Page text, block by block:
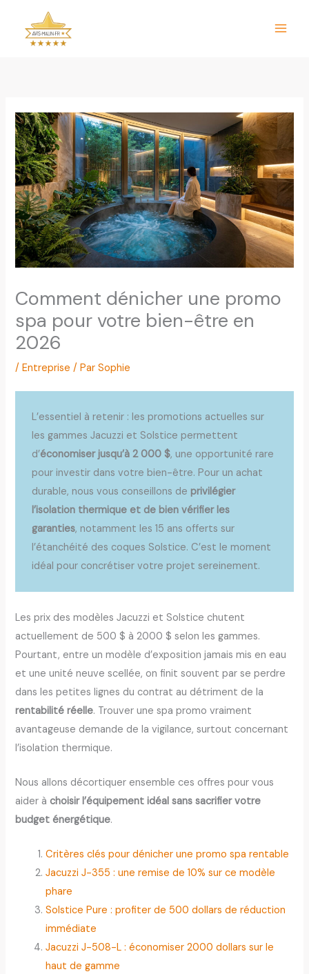
contenu
Comment dénicher une promo
spa pour votre bien-être en
2026
/Entreprise / ParSophie
L’essentiel à retenir : les promotions actuelles sur
les gammes Jacuzzi et Solstice permettent
d’économiser jusqu’à 2 000 $, une opportunité rare
pour investir dans votre bien-être. Pour un achat
durable, nous vous conseillons de privilégier
l’isolation thermique et de bien vérifier les
garanties, notamment les 15 ans offerts sur
l’étanchéité des coques Solstice. C’est le moment
idéal pour concrétiser votre projet sereinement.
Les prix des modèles Jacuzzi et Solstice chutent
actuellement de 500 $ à 2000 $ selon les gammes.
Pourtant, entre un modèle d’exposition jamais mis en eau
et une unité neuve scellée, on finit souvent par se perdre
dans les petites lignes du contrat au détriment de la
rentabilité réelle. Trouver une spa promo vraiment
avantageuse demande de la vigilance, surtout concernant
l’isolation thermique.
Nous allons décortiquer ensemble ces offres pour vous
aider àchoisir l’équipement idéal sans sacrifier votre
budget énergétique.
Critères clés pour dénicher une promo spa rentable
Jacuzzi J-355 : une remise de 10% sur ce modèle
phare
Solstice Pure : profiter de 500 dollars de réduction
immédiate
Jacuzzi J-508-L : économiser 2000 dollars sur le
haut de gamme